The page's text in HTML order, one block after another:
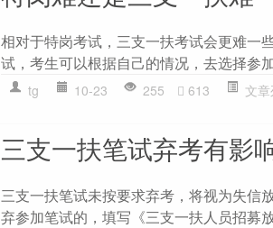
相对于特岗考试，三支一扶考试会更难一
试，考生可以根据自己的情况，去选择参
tg 10-23 255 613 文
三支一扶笔试弃考有影
三支一扶笔试未按要求弃考，将视为失信
弃参加笔试的，填写《三支一扶人员招募